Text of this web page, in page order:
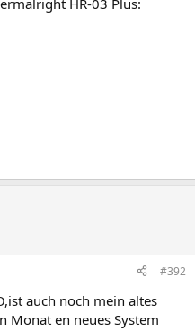
HR-03 Plus:
#392
auch noch mein altes
Monat en neues System